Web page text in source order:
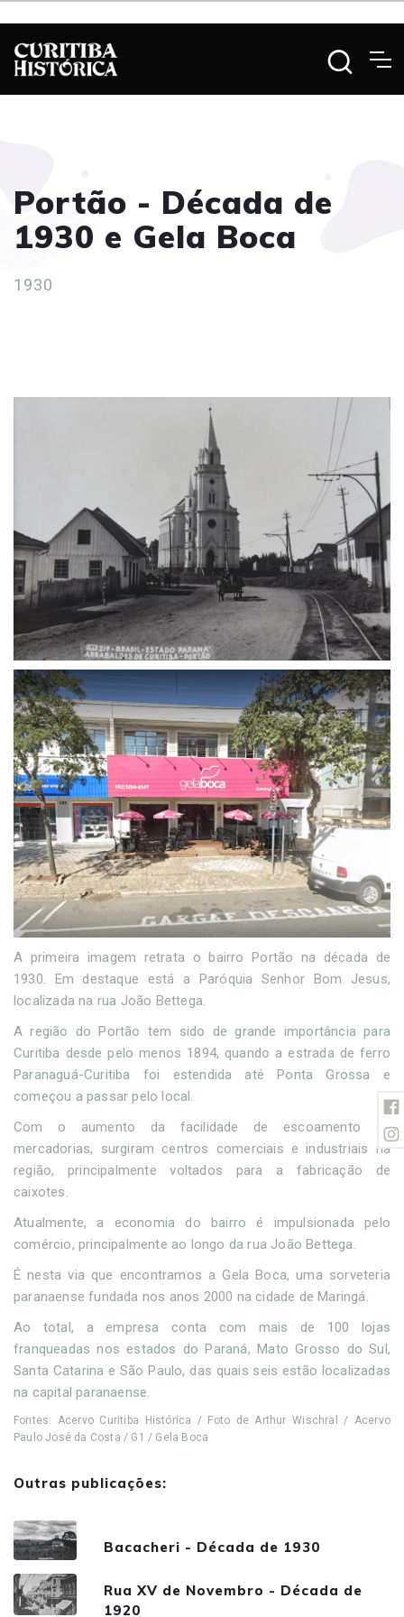
Portão - Década de
1930 e Gela Boca
1930
A primeira imagem retrata o bairro Portão na década de
1930. Em destaque está a Paróquia Senhor Bom Jesus,
localizada na rua João Bettega.
A região do Portão tem sido de grande importância para
Curitiba desde pelo menos 1894, quando a estrada de ferro
Paranaguá-Curitiba foi estendida até Ponta Grossa e
começou a passar pelo local.
Com o aumento da facilidade de escoamento de
mercadorias, surgiram centros comerciais e industriais na
região, principalmente voltados para a fabricação de
caixotes.
Atualmente, a economia do bairro é impulsionada pelo
comércio, principalmente ao longo da rua João Bettega.
É nesta via que encontramos a Gela Boca, uma sorveteria
paranaense fundada nos anos 2000 na cidade de Maringá.
Ao total, a empresa conta com mais de 100 lojas
franqueadas nos estados do Paraná, Mato Grosso do Sul,
Santa Catarina e São Paulo, das quais seis estão localizadas
na capital paranaense.
Fontes: Acervo Curitiba Histórica / Foto de Arthur Wischral / Acervo
Paulo José da Costa / G1 / Gela Boca
Outras publicações:
Bacacheri - Década de 1930
Rua XV de Novembro - Década de
1920